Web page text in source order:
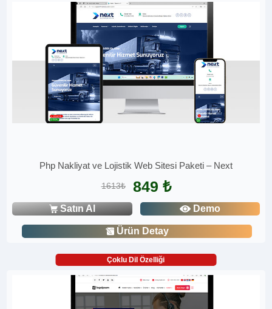
Php Nakliyat ve Lojistik Web Sitesi Paketi – Next
1613₺ 849 ₺
Satın Al Demo
Ürün Detay
Çoklu Dil Özelliği